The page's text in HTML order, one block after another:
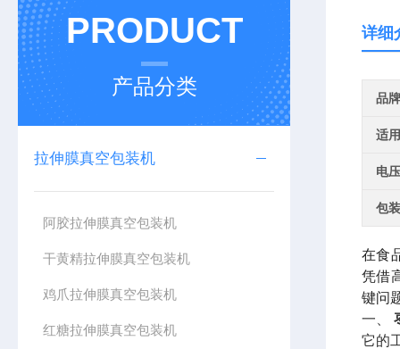
PRODUCT
产品分类
拉伸膜真空包装机
阿胶拉伸膜真空包装机
干黄精拉伸膜真空包装机
鸡爪拉伸膜真空包装机
红糖拉伸膜真空包装机
详细
品牌
适
电压
包
在食
凭借
键问
一、
它的